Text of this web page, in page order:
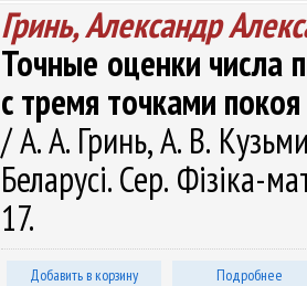
Гринь, Александр
Точные оценки числа
с тремя точками
/ А. А. Гринь, А. В.
Беларусі. Сер.
17.
Добавить в корзину Подробнее